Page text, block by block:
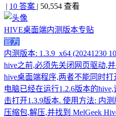
10 答案 50,554 查看
HIVE桌面端内测版本专贴
官方
内测版本: 1.3.9_x64 (20241230
hive之前,必须先关闭网页驱动,
hive桌面端程序,两者不能同时
电脑已经在运行1.2.6版本的
击打开1.3.9版本. 使用方法: 内
压缩包,解压,并找到 MelGeek